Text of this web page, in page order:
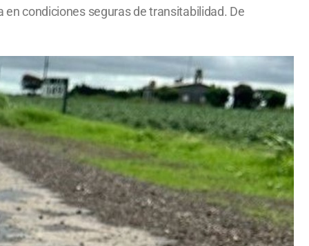
condiciones seguras de transitabilidad. De